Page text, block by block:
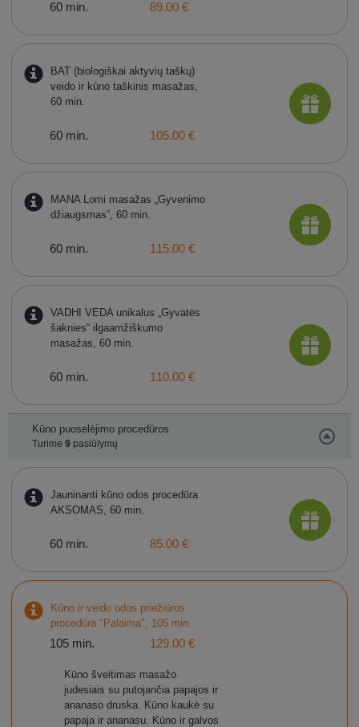
60 min. 89.00 €
BAT (biologiškai aktyvių taškų)
veido ir kūno taškinis masažas,
60 min.
60 min. 105.00 €
MANA Lomi masažas „Gyvenimo
džiaugsmas”, 60 min.
60 min. 115.00 €
VADHI VEDA unikalus „Gyvatės
šaknies“ ilgaamžiškumo
masažas, 60 min.
60 min. 110.00 €
Kūno puoselėjimo procedūros
Turime 9 pasiūlymų
Jauninanti kūno odos procedūra
AKSOMAS, 60 min.
60 min. 85.00 €
Kūno ir veido odos priežiūros
procedūra "Palaima", 105 min.
105 min. 129.00 €
Kūno šveitimas masažo
judesiais su putojančia papajos ir
ananaso druska. Kūno kaukė su
papaja ir ananasu. Kūno ir galvos